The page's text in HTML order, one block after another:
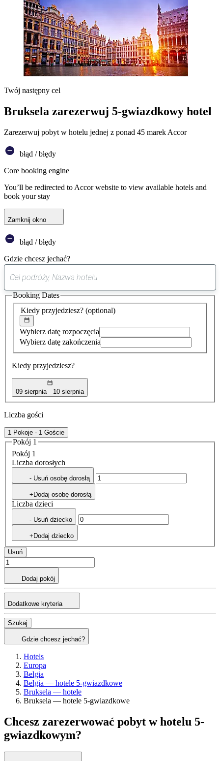
Twój następny cel
Bruksela zarezerwuj 5-gwiazdkowy hotel
Zarezerwuj pobyt w hotelu jednej z ponad 45 marek Accor
błąd / błędy
Core booking engine
You’ll be redirected to Accor website to view available hotels and
book your stay
Zamknij okno
błąd / błędy
Gdzie chcesz jechać?
sugestia
została
znaleziona
Kiedy przyjedziesz? (optional)
Wybierz datę rozpoczęcia
Wybierz datę zakończenia
Kiedy przyjedziesz?
09 sierpnia 10 sierpnia
Booking Dates
Liczba gości
1 Pokoje - 1 Goście
Pokój 1
Pokój 1
Liczba dorosłych
- Usuń osobę dorosłą
+Dodaj osobę dorosłą
Liczba dzieci
- Usuń dziecko
+Dodaj dziecko
Usuń
Dodaj pokój
Dodatkowe kryteria
Szukaj
Gdzie chcesz jechać?
Hotels
Europa
Belgia
Belgia — hotele 5-gwiazdkowe
Bruksela — hotele
Bruksela — hotele 5-gwiazdkowe
Chcesz zarezerwować pobyt w hotelu 5-
gwiazdkowym?